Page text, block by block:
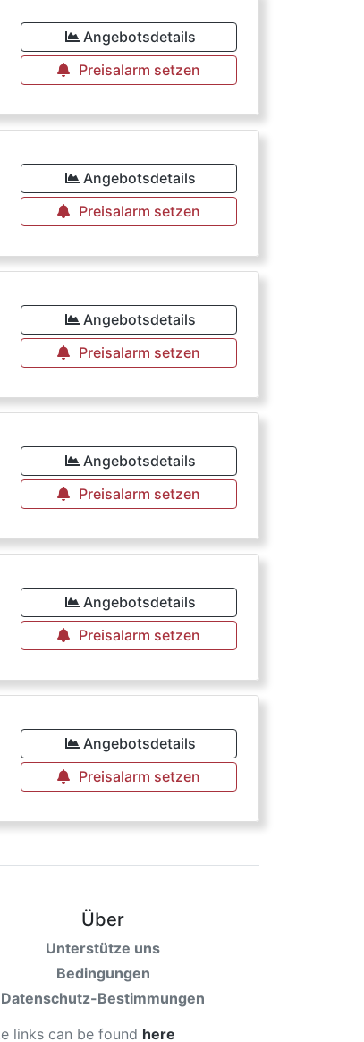
Angebotsdetails
Preisalarm setzen
Angebotsdetails
Preisalarm setzen
Angebotsdetails
Preisalarm setzen
Angebotsdetails
Preisalarm setzen
Angebotsdetails
Preisalarm setzen
Angebotsdetails
Preisalarm setzen
Über
Unterstütze uns
Bedingungen
Datenschutz-Bestimmungen
links can be found here